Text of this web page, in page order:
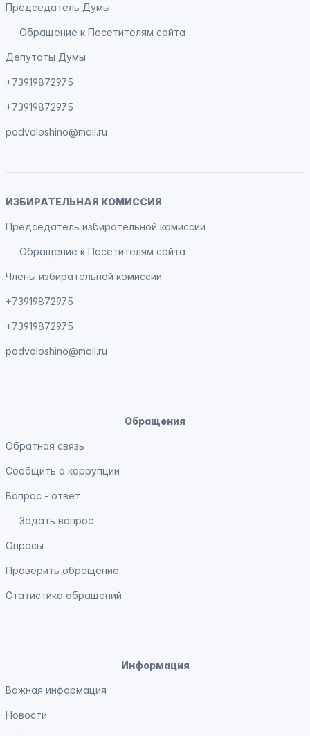
Председатель Думы
Обращение к Посетителям сайта
Депутаты Думы
+73919872975
+73919872975
podvoloshino@mail.ru
ИЗБИРАТЕЛЬНАЯ КОМИССИЯ
Председатель избирательной комиссии
Обращение к Посетителям сайта
Члены избирательной комиссии
+73919872975
+73919872975
podvoloshino@mail.ru
Обращения
Обратная связь
Сообщить о коррупции
Вопрос - ответ
Задать вопрос
Опросы
Проверить обращение
Статистика обращений
Информация
Важная информация
Новости